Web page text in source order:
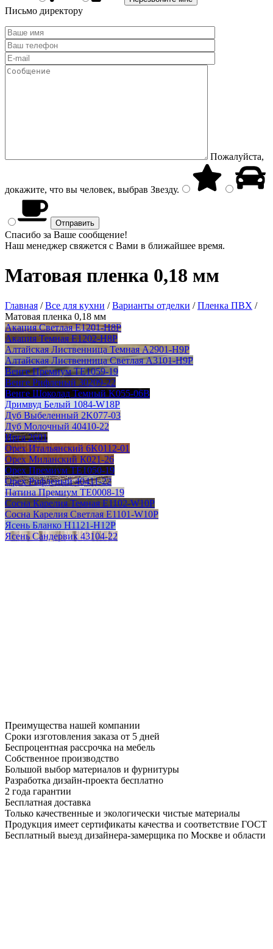
Письмо директору
Пожалуйста,
докажите, что вы человек, выбрав Звезду.
Спасибо за Ваше сообщение!
Наш менеджер свяжется с Вами в ближайшее время.
Матовая пленка 0,18 мм
Главная /Все для кухни /Варианты отделки /Пленка ПВХ /
Матовая пленка 0,18 мм
Акация Светлая E1201-H8P
Акация Темная E1202-H8P
Алтайская Лиственница Темная A2901-H9P
Алтайская Лиственница Светлая А3101-H9P
Венге Премиум TE1059-19
Венге Рифленый 30209-22
Венге Шоколад Темный K055-06В
Дримвуд Белый 1084-W18P
Дуб Выбеленный 2K077-03
Дуб Молочный 40410-22
Ирга 2601
Орех Итальянский 6K0112-01
Орех Миланский К021-26
Орех Премиум TE1050-19
Орех Рифленый 40411-22
Патина Премиум TE0008-19
Сосна Карелия Темная E1102-W10P
Сосна Карелия Светлая E1101-W10P
Ясень Бланко H1121-H12P
Ясень Сандервик 43104-22
Преимущества нашей компании
Сроки изготовления заказа от 5 дней
Беспроцентная рассрочка на мебель
Собственное производство
Большой выбор материалов и фурнитуры
Разработка дизайн-проекта бесплатно
2 года гарантии
Бесплатная доставка
Только качественные и экологически чистые материалы
Продукция имеет сертификаты качества и соответствие ГОСТ
Бесплатный выезд дизайнера-замерщика по Москве и области